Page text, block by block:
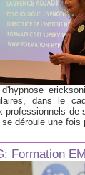
d'hypnose
dans le
professionnels de
déroule une fois
Formation